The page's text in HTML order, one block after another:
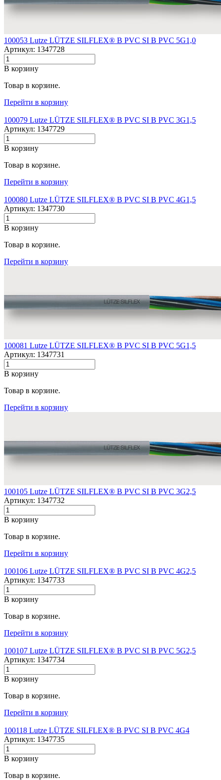
100053 Lutze LÜTZE SILFLEX® B PVC SI B PVC 5G1,0
Артикул: 1347728
В корзину
Товар в корзине.
Перейти в корзину
100079 Lutze LÜTZE SILFLEX® B PVC SI B PVC 3G1,5
Артикул: 1347729
В корзину
Товар в корзине.
Перейти в корзину
100080 Lutze LÜTZE SILFLEX® B PVC SI B PVC 4G1,5
Артикул: 1347730
В корзину
Товар в корзине.
Перейти в корзину
100081 Lutze LÜTZE SILFLEX® B PVC SI B PVC 5G1,5
Артикул: 1347731
В корзину
Товар в корзине.
Перейти в корзину
100105 Lutze LÜTZE SILFLEX® B PVC SI B PVC 3G2,5
Артикул: 1347732
В корзину
Товар в корзине.
Перейти в корзину
100106 Lutze LÜTZE SILFLEX® B PVC SI B PVC 4G2,5
Артикул: 1347733
В корзину
Товар в корзине.
Перейти в корзину
100107 Lutze LÜTZE SILFLEX® B PVC SI B PVC 5G2,5
Артикул: 1347734
В корзину
Товар в корзине.
Перейти в корзину
100118 Lutze LÜTZE SILFLEX® B PVC SI B PVC 4G4
Артикул: 1347735
В корзину
Товар в корзине.